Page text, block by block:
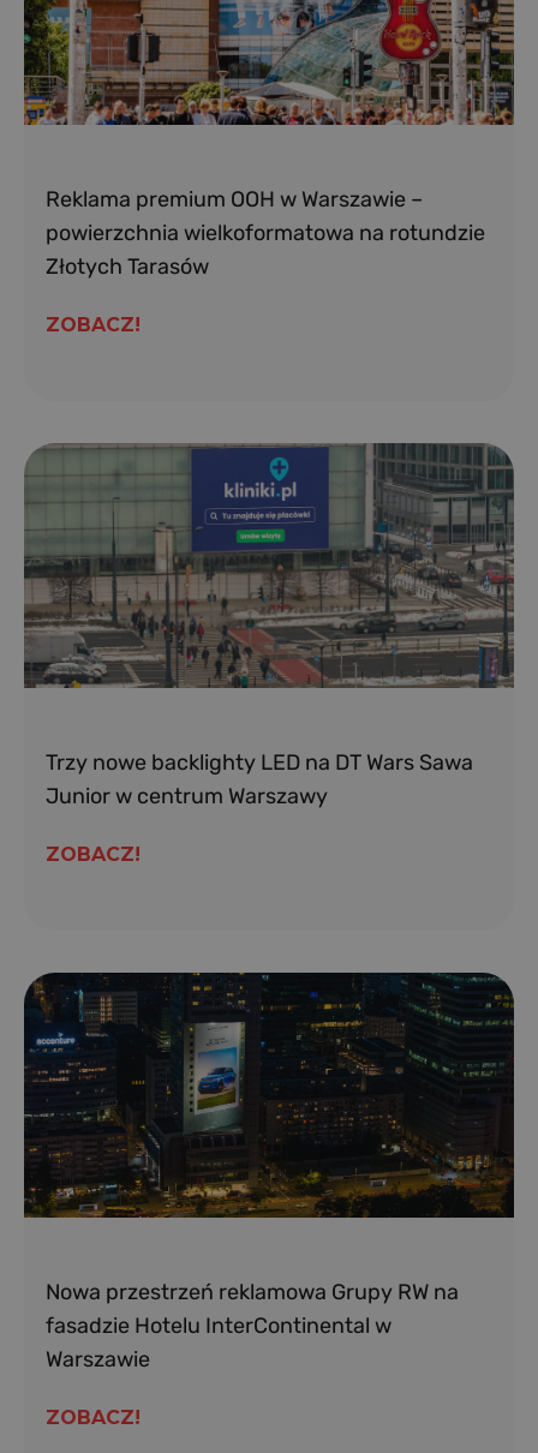
Reklama premium OOH w Warszawie –
powierzchnia wielkoformatowa na rotundzie
Złotych Tarasów
ZOBACZ!
Trzy nowe backlighty LED na DT Wars Sawa
Junior w centrum Warszawy
ZOBACZ!
Nowa przestrzeń reklamowa Grupy RW na
fasadzie Hotelu InterContinental w
Warszawie
ZOBACZ!